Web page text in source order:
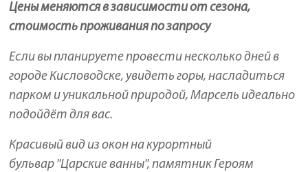
Цены меняются в зависимости от сезона,
стоимость проживания по запросу
Если вы планируете провести несколько дней в
городе Кисловодске, увидеть горы, насладиться
парком и уникальной природой, Марсель идеально
подойдёт для вас.
Красивый вид из окон на курортный
бульвар "Царские ванны", памятник Героям